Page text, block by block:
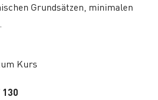
Grundsätzen, minimalen
Kurs